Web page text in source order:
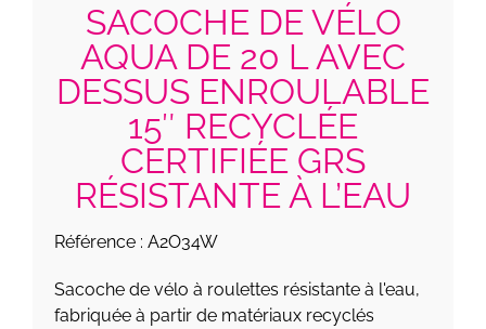
SACOCHE DE VÉLO
AQUA DE 20 L AVEC
DESSUS ENROULABLE
15″ RECYCLÉE
CERTIFIÉE GRS
RÉSISTANTE À L’EAU
Référence : A2O34W
Sacoche de vélo à roulettes résistante à l'eau,
fabriquée à partir de matériaux recyclés